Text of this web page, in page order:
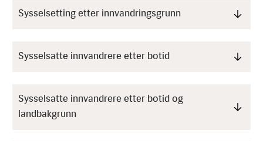
Sysselsetting etter innvandringsgrunn
Sysselsatte innvandrere etter botid
Sysselsatte innvandrere etter botid og
landbakgrunn